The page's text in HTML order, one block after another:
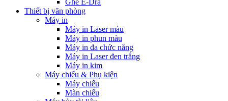
Ghế E-Dra
Thiết bị văn phòng
Máy in
Máy in Laser màu
Máy in phun màu
Máy in đa chức năng
Máy in Laser đen trắng
Máy in kim
Máy chiếu & Phụ kiện
Máy chiếu
Màn chiếu